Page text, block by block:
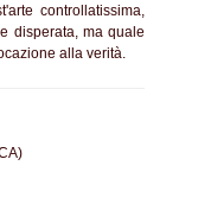
controllatissima,
disperata, ma quale
alla verità.